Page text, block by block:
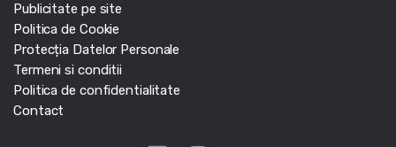
Publicitate pe site
Politica de Cookie
Protecția Datelor Personale
Termeni si conditii
Politica de confidentialitate
Contact